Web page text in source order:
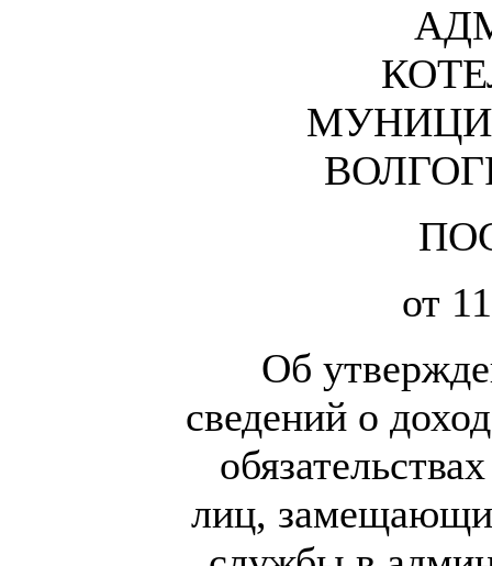
от
Об
сведений о
лиц,